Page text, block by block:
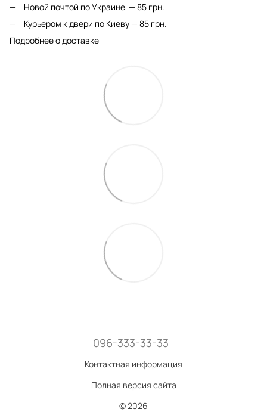
Новой почтой по Украине — 85 грн.
Курьером к двери по Киеву — 85 грн.
Подробнее о доставке
096-333-33-33
Контактная информация
Полная версия сайта
© 2026